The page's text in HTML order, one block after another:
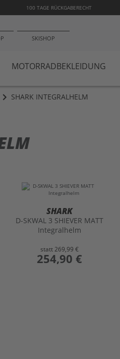
−10%
100 TAGE RÜCKGABERECHT
SKISHOP
MOTORRADBEKLEIDUNG
SHARK INTEGRALHELM
SHARK
D-SKWAL 3 SHIEVER MATT
Integralhelm
statt269,99 €
preis
254,90 €